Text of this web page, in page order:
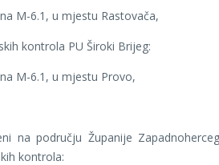
M-6.1, u mjestu Rastovača,
kontrola PU Široki Brijeg:
M-6.1, u mjestu Provo,
na području Županije
kontrola: